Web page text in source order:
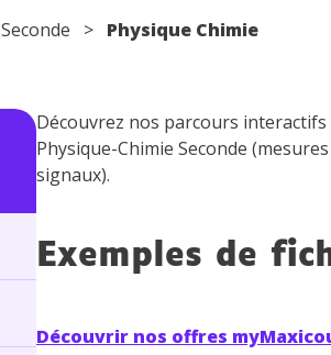
Seconde > Physique Chimie
Découvrez nos parcours interactifs
Physique-Chimie Seconde
signaux).
Exemples de
Découvrir nos offres